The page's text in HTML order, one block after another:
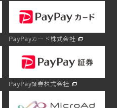
PayPayカード株式会社
PayPay証券株式会社